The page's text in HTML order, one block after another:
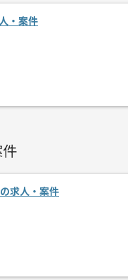
ット業界向けシステム構
部リモートでの作業を見
・案件
件
求人・案件